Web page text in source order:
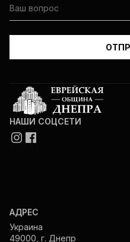
НАШИ СОЦСЕТИ
АДРЕС
Украина
49000, г. Днепр